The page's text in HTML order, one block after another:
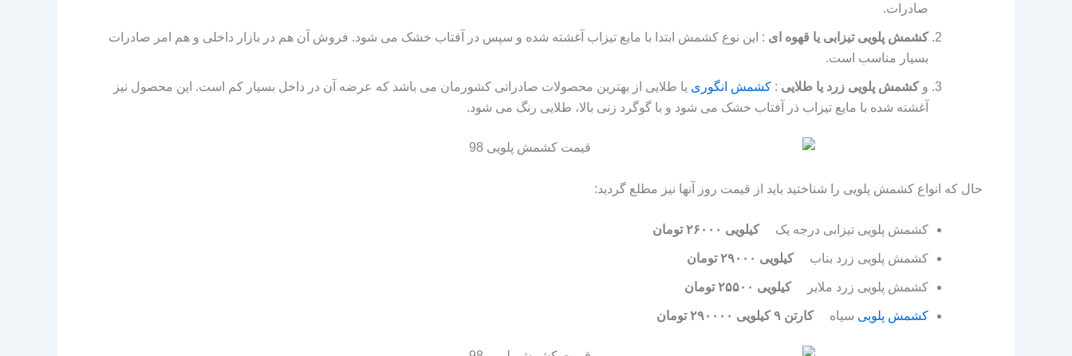
صادرات.
کشمش پلویی تیزابی یا قهوه ای : این نوع کشمش ابتدا با مایع تیزاب آغشته شده و سپس در آفتاب خشک می شود. فروش آن هم در بازار داخلی و هم امر صادرات
بسیار مناسب است.
وکشمش پلویی زرد یا طلایی : کشمش انگوری یا طلایی از بهترین محصولات صادراتی کشورمان می باشد که عرضه آن در داخل بسیار کم است. این محصول نیز
آغشته شده با مایع تیزاب ذر آفتاب خشک می شود و با گوگرد زنی بالا، طلایی رنگ می شود.
حال که انواع کشمش پلویی را شناختید باید از قیمت روز آنها نیز مطلع گردید:
کشمش پلویی تیزابی درجه یککیلویی ۲۶۰۰۰ تومان
کشمش پلویی زرد بنابکیلویی ۲۹۰۰۰ تومان
کشمش پلویی زرد ملایرکیلویی ۲۵۵۰۰ تومان
کشمش پلویی سیاهکارتن ۹ کیلویی ۲۹۰۰۰۰ تومان